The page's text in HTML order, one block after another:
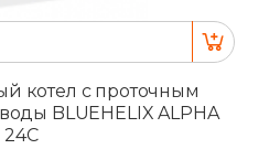
котел с проточным
BLUEHELIX ALPHA
24C